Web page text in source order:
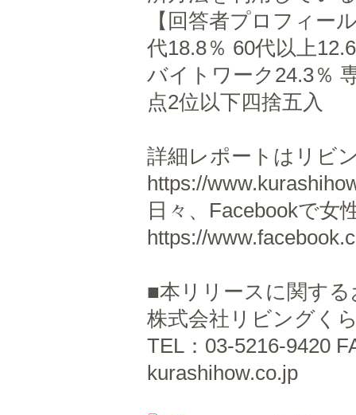
【回答者プロフィー
代18.8％ 60代以上
バイトワーク24.3％
点2位以下四捨五入
詳細レポートはリビ
https://
日々、Facebookで女
https://
■本リリースに関す
株式会社リビングく
TEL：03-5216-9420
kurashihow.co.jp